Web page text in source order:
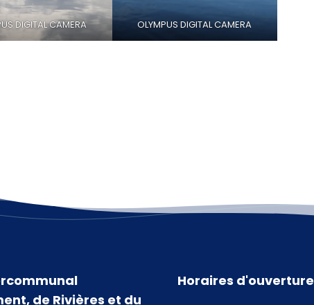
DIGITAL CAMERA OLYMPUS DIGITAL CAMERA
de Rivières et du
Horaires d'ouverture